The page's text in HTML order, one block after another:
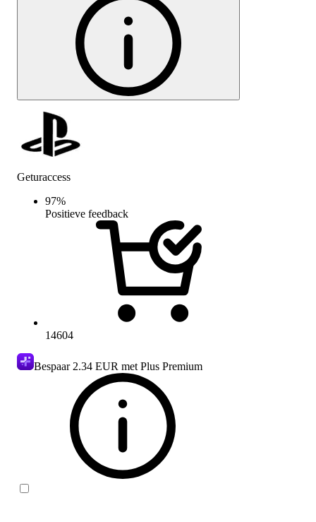
Geturaccess
97%
Positieve feedback
14604
Bespaar 2.34 EUR met Plus Premium